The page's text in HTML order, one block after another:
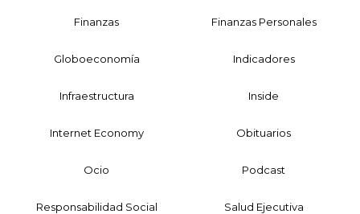
Finanzas Finanzas Personales
Globoeconomía Indicadores
Infraestructura Inside
Internet Economy Obituarios
Ocio Podcast
Responsabilidad Social Salud Ejecutiva